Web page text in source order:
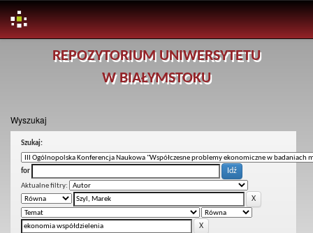
REPOZYTORIUM UNIWERSYTETU
W BIAŁYMSTOKU
Wyszukaj
Szukaj:
for
Aktualne filtry: